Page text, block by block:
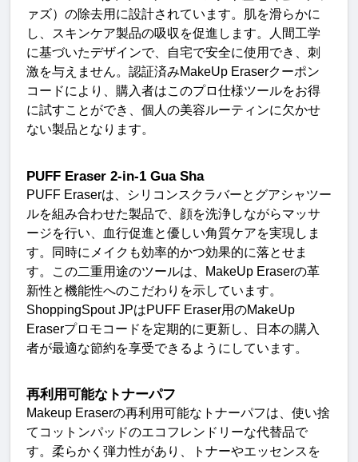
ァズ）の除去用に設計されています。肌を滑らかに
し、スキンケア製品の吸収を促進します。人間工学
に基づいたデザインで、自宅で安全に使用でき、刺
激を与えません。認証済みMakeUp Eraserクーポン
コードにより、購入者はこのプロ仕様ツールをお得
に試すことができ、個人の美容ルーティンに欠かせ
ない製品となります。
PUFF Eraser 2-in-1 Gua Sha
PUFF Eraserは、シリコンスクラバーとグアシャツー
ルを組み合わせた製品で、顔を洗浄しながらマッサ
ージを行い、血行促進と優しい角質ケアを実現しま
す。同時にメイクも効率的かつ効果的に落とせま
す。この二重用途のツールは、
MakeUp Eraserの革
新性と機能性へのこだわりを示しています。
ShoppingSpout JPはPUFF Eraser用のMakeUp
Eraserプロモコードを定期的に更新し、日本の購入
者が最適な節約を享受できるようにしています。
再利用可能なトナーパフ
Makeup Eraserの再利用可能なトナーパフは、使い捨
てコットンパッドのエコフレンドリーな代替品で
す。柔らかく弾力性があり、トナーやエッセンスを